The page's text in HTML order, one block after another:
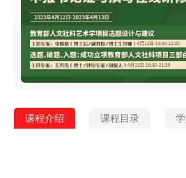
课程介绍 课程目录